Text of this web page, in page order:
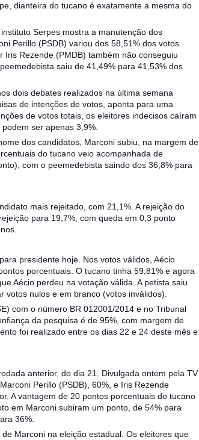
dianteira do tucano é exatamente a mesma do
Serpes mostra a manutenção dos
Perillo (PSDB) variou dos 58,51% dos votos
Rezende (PMDB) também não conseguiu
saiu de 41,49% para 41,53% dos
dois debates realizados na última semana
de intenções de votos, aponta para uma
de votos totais, os eleitores indecisos caíram
ser apenas 3,9%.
dos candidatos, Marconi subiu, na margem de
do tucano veio acompanhada de
com o peemedebista saindo dos 36,8% para
mais rejeitado, com 21,1%. A rejeição do
para 19,7%, com queda em 0,3 ponto
presidente hoje. Nos votos válidos, Aécio
porcentuais. O tucano tinha 59,81% e agora
Aécio perdeu na votação válida. A petista saiu
nulos e em branco (votos inválidos).
com o número BR 012001/2014 e no Tribunal
da pesquisa é de 95%, com margem de
foi realizado entre os dias 22 e 24 deste mês e
anterior, do dia 21. Divulgada ontem pela TV
Perillo (PSDB), 60%, e Iris Rezende
A vantagem de 20 pontos porcentuais do tucano
em Marconi subiram um ponto, de 54% para
36%.
Marconi na eleição estadual. Os eleitores que